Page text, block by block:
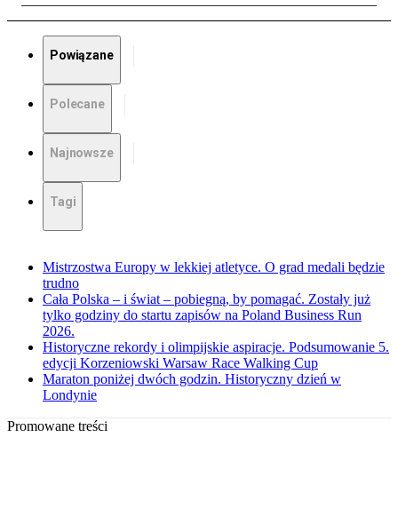
Powiązane
Polecane
Najnowsze
Tagi
Mistrzostwa Europy w lekkiej atletyce. O grad medali będzie
trudno
Cała Polska – i świat – pobiegną, by pomagać. Zostały już
tylko godziny do startu zapisów na Poland Business Run
2026.
Historyczne rekordy i olimpijskie aspiracje. Podsumowanie 5.
edycji Korzeniowski Warsaw Race Walking Cup
Maraton poniżej dwóch godzin. Historyczny dzień w
Londynie
Promowane treści